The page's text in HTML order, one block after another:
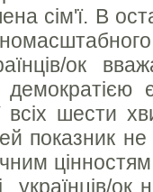
сім'ї. В
ок
шести
показник
ок